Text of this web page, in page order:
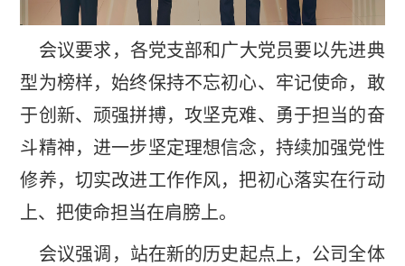
会议要求，各党支部和广大党员要以先进典
型为榜样，始终保持不忘初心、牢记使命，敢
于创新、顽强拼搏，攻坚克难、勇于担当的奋
斗精神，进一步坚定理想信念，持续加强党性
修养，切实改进工作作风，把初心落实在行动
上、把使命担当在肩膀上。
会议强调，站在新的历史起点上，公司全体